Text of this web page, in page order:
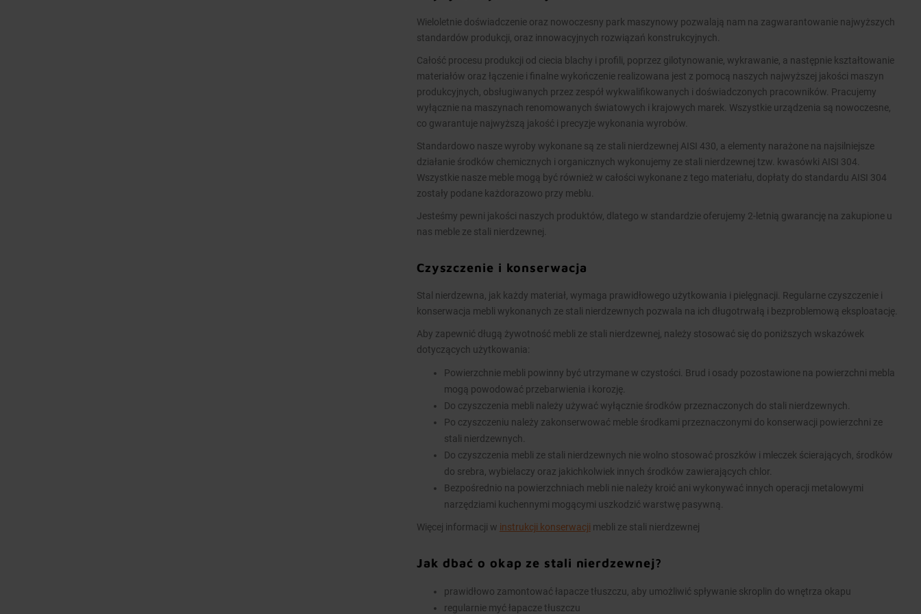
Wieloletnie doświadczenie oraz nowoczesny park maszynowy pozwalają nam na zagwarantowanie najwyższych
standardów produkcji, oraz innowacyjnych rozwiązań konstrukcyjnych.
Całość procesu produkcji od ciecia blachy i profili, poprzez gilotynowanie, wykrawanie, a następnie kształtowanie
materiałów oraz łączenie i finalne wykończenie realizowana jest z pomocą naszych najwyższej jakości maszyn
produkcyjnych, obsługiwanych przez zespół wykwalifikowanych i doświadczonych pracowników. Pracujemy
wyłącznie na maszynach renomowanych światowych i krajowych marek. Wszystkie urządzenia są nowoczesne,
co gwarantuje najwyższą jakość i precyzje wykonania wyrobów.
Standardowo nasze wyroby wykonane są ze stali nierdzewnej AISI 430, a elementy narażone na najsilniejsze
działanie środków chemicznych i organicznych wykonujemy ze stali nierdzewnej tzw. kwasówki AISI 304.
Wszystkie nasze meble mogą być również w całości wykonane z tego materiału, dopłaty do standardu AISI 304
zostały podane każdorazowo przy meblu.
Jesteśmy pewni jakości naszych produktów, dlatego w standardzie oferujemy 2-letnią gwarancję na zakupione u
nas meble ze stali nierdzewnej.
Czyszczenie i konserwacja
Stal nierdzewna, jak każdy materiał, wymaga prawidłowego użytkowania i pielęgnacji. Regularne czyszczenie i
konserwacja mebli wykonanych ze stali nierdzewnych pozwala na ich długotrwałą i bezproblemową eksploatację.
Aby zapewnić długą żywotność mebli ze stali nierdzewnej, należy stosować się do poniższych wskazówek
dotyczących użytkowania:
Powierzchnie mebli powinny być utrzymane w czystości. Brud i osady pozostawione na powierzchni mebla
mogą powodować przebarwienia i korozję.
Do czyszczenia mebli należy używać wyłącznie środków przeznaczonych do stali nierdzewnych.
Po czyszczeniu należy zakonserwować meble środkami przeznaczonymi do konserwacji powierzchni ze
stali nierdzewnych.
Do czyszczenia mebli ze stali nierdzewnych nie wolno stosować proszków i mleczek ścierających, środków
do srebra, wybielaczy oraz jakichkolwiek innych środków zawierających chlor.
Bezpośrednio na powierzchniach mebli nie należy kroić ani wykonywać innych operacji metalowymi
narzędziami kuchennymi mogącymi uszkodzić warstwę pasywną.
Więcej informacji w instrukcji konserwacji mebli ze stali nierdzewnej
Jak dbać o okap ze stali nierdzewnej?
prawidłowo zamontować łapacze tłuszczu, aby umożliwić spływanie skroplin do wnętrza okapu
regularnie myć łapacze tłuszczu